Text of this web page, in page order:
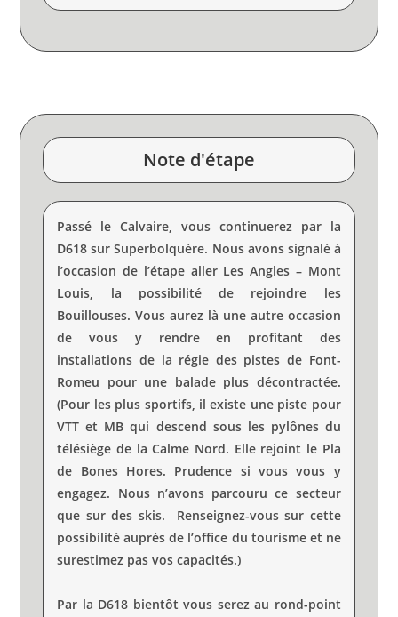
Note d'étape
Passé le Calvaire, vous continuerez par la
D618 sur Superbolquère. Nous avons signalé à
l’occasion de l’étape aller Les Angles – Mont
Louis, la possibilité de rejoindre les
Bouillouses. Vous aurez là une autre occasion
de vous y rendre en profitant des
installations de la régie des pistes de Font-
Romeu pour une balade plus décontractée.
(Pour les plus sportifs, il existe une piste pour
VTT et MB qui descend sous les pylônes du
télésiège de la Calme Nord. Elle rejoint le Pla
de Bones Hores. Prudence si vous vous y
engagez. Nous n’avons parcouru ce secteur
que sur des skis. Renseignez-vous sur cette
possibilité auprès de l’office du tourisme et ne
surestimez pas vos capacités.)
Par la D618 bientôt vous serez au rond-point